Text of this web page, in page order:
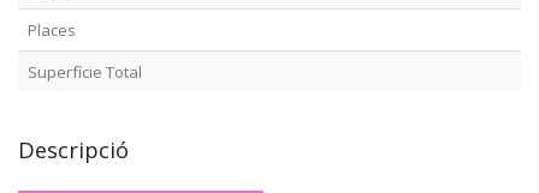
Places
Superfície Total
Descripció